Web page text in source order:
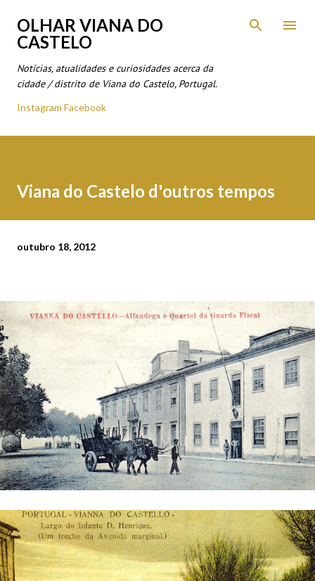
Avançar para o conteúdo principal
OLHAR VIANA DO
CASTELO
Notícias, atualidades e curiosidades acerca da
cidade / distrito de Viana do Castelo, Portugal.
Instagram Facebook
Viana do Castelo d'outros tempos
outubro 18, 2012